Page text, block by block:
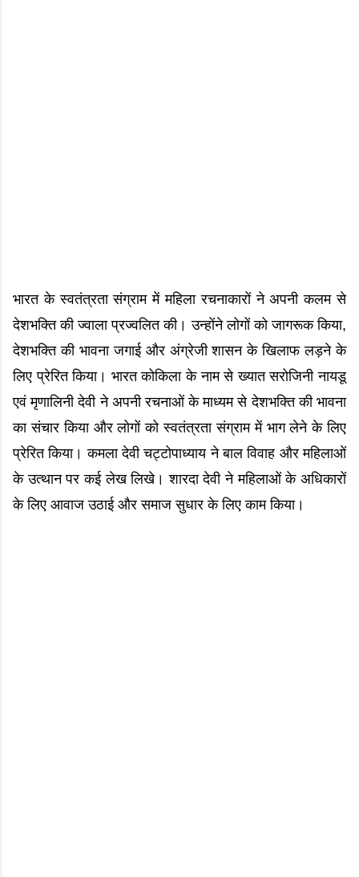
भारत के स्वतंत्रता संग्राम में महिला रचनाकारों ने अपनी कलम से
देशभक्ति की ज्वाला प्रज्वलित की। उन्होंने लोगों को जागरूक किया,
देशभक्ति की भावना जगाई और अंग्रेजी शासन के खिलाफ लड़ने के
लिए प्रेरित किया। भारत कोकिला के नाम से ख्यात सरोजिनी नायडू
एवं मृणालिनी देवी ने अपनी रचनाओं के माध्यम से देशभक्ति की भावना
का संचार किया और लोगों को स्वतंत्रता संग्राम में भाग लेने के लिए
प्रेरित किया। कमला देवी चट्टोपाध्याय ने बाल विवाह और महिलाओं
के उत्थान पर कई लेख लिखे। शारदा देवी ने महिलाओं के अधिकारों
के लिए आवाज उठाई और समाज सुधार के लिए काम किया।